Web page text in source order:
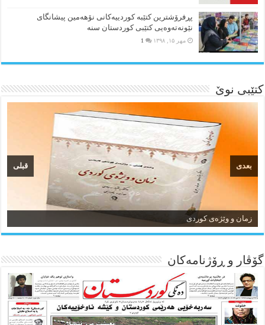
پڕفرۆشترین کتێبە کوردییەکانی نۆهەمین پیشانگای
نێونەتەوەیی کتێبی کوردستان سنە
مهر ۱۵, ۱۳۹۸ 1
کتێبی نوێ
زمان و وێژەی کوردی
قبلی بعدی
گۆڤار و ڕۆژنامه‌کان